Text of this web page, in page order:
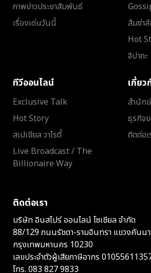
ภาพข่าวประชาสัมพันธ์
เรื่องเด่นวันนี้
ส้มซ่าส์
Hot
จิปาถะ
ทีวีออนไลน์
Exclusive Talk
Hot Story
สเปเชียล วาไรตี้
Live Broadcast / The
Billionaire Way
เกี่ยว
สำนัก
ธุรกิจข
ติดต่อเ
ติดต่อเรา
บริษัท อินสไปร์ ออนไลน์ โซเชียล จำกัด
88/129 ถนนรัชดา-รามอินทรา แขวงคันนา
กรุงเทพมหานคร 10230
เลขประจำตัวผู้เสียภาษีอากร
โทร. 083 827 9833